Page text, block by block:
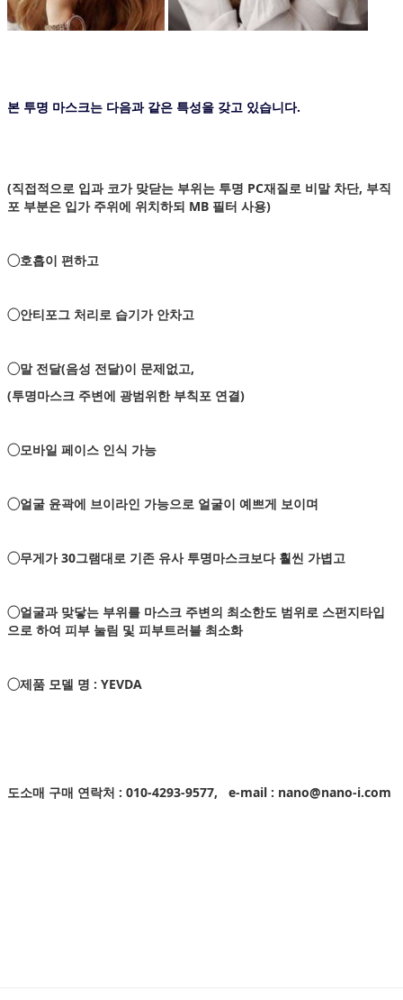
본 투명 마스크는 다음과 같은 특성을 갖고 있습니다.
(직접적으로 입과 코가 맞닫는 부위는 투명 PC재질로 비말 차단, 부직
포 부분은 입가 주위에 위치하되 MB 필터 사용)
◯호흡이 편하고
◯안티포그 처리로 습기가 안차고
◯말 전달(음성 전달)이 문제없고,
(투명마스크 주변에 광범위한 부칙포 연결)
◯모바일 페이스 인식 가능
◯얼굴 윤곽에 브이라인 가능으로 얼굴이 예쁘게 보이며
◯무게가 30그램대로 기존 유사 투명마스크보다 훨씬 가볍고
◯얼굴과 맞닿는 부위를 마스크 주변의 최소한도 범위로 스펀지타입
으로 하여 피부 눌림 및 피부트러블 최소화
◯제품 모델 명 : YEVDA
도소매 구매 연락처 : 010-4293-9577, e-mail : nano@nano-i.com